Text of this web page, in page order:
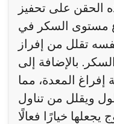
الحقن على تحفيز
مستوى السكر في
تقلل من إفراز
بالإضافة إلى
المعدة، مما
ويقلل من تناول
يجعلها خيارًا فعالًا